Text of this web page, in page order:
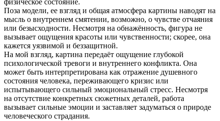
физическое состояние.
Поза модели, ее взгляд и общая атмосфера картины наводят на
мысль о внутреннем смятении, возможно, о чувстве отчаяния
или безысходности. Несмотря на обнажённость, фигура не
вызывает ощущения красоты или чувственности; скорее, она
кажется уязвимой и беззащитной.
На мой взгляд, картина передаёт ощущение глубокой
психологической тревоги и внутреннего конфликта. Она
может быть интерпретирована как отражение душевного
состояния человека, переживающего кризис или
испытывающего сильный эмоциональный стресс. Несмотря
на отсутствие конкретных сюжетных деталей, работа
вызывает сильные эмоции и заставляет задуматься о природе
человеческого страдания.